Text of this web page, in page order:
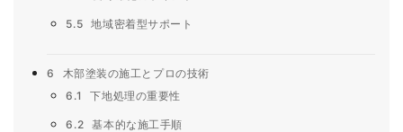
5.5 地域密着型サポート
6
木部塗装の施工とプロの技術
6.1
下地処理の重要性
6.2 基本的な施工手順